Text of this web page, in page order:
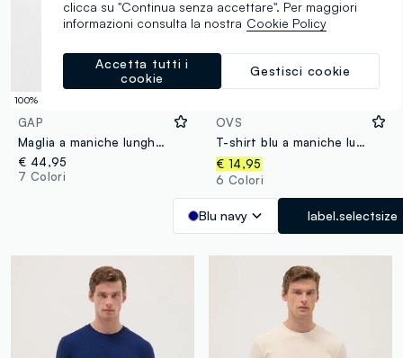
100% Cotone
GAP
Maglia a maniche lunghe con tasca
€ 44,95
7 Colori
OVS
T-shirt blu a maniche lunghe in cotone elasticizzato regular fit
€ 14,95
6 Colori
Blu navy label.selectsize
clicca su "Continua senza accettare". Per maggiori
informazioni consulta la nostra Cookie Policy
Gestisci cookie
Accetta tutti i
cookie